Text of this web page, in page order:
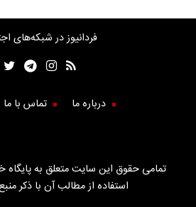
فردانیوز در شبکه‌های
درباره ما تماس با ما
تمامی حقوق این سایت متعلق به پایگاه
استفاده از مطالب آن با ذکر